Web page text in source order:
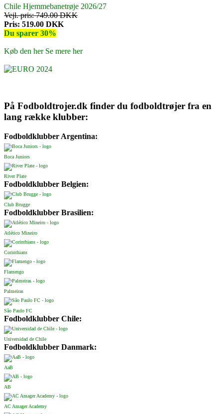
Chile Hjemmebanetrøje 2026/27
Vejl. pris: 749.00 DKK
Pris: 519.00 DKK
Du sparer 30%
Køb den herSe mere her
På Fodboldtrojer.dk finder du fodboldtrøjer fra en
lang række klubber:
Fodboldklubber Argentina:
Boca Juniors
River Plate
Fodboldklubber Belgien:
Club Brugge
Fodboldklubber Brasilien:
Atlético Mineiro
Corinthians
Flamengo
Palmeiras
São Paulo FC
Fodboldklubber Chile:
Universidad de Chile
Fodboldklubber Danmark:
AaB
AB
AC Amager Academy